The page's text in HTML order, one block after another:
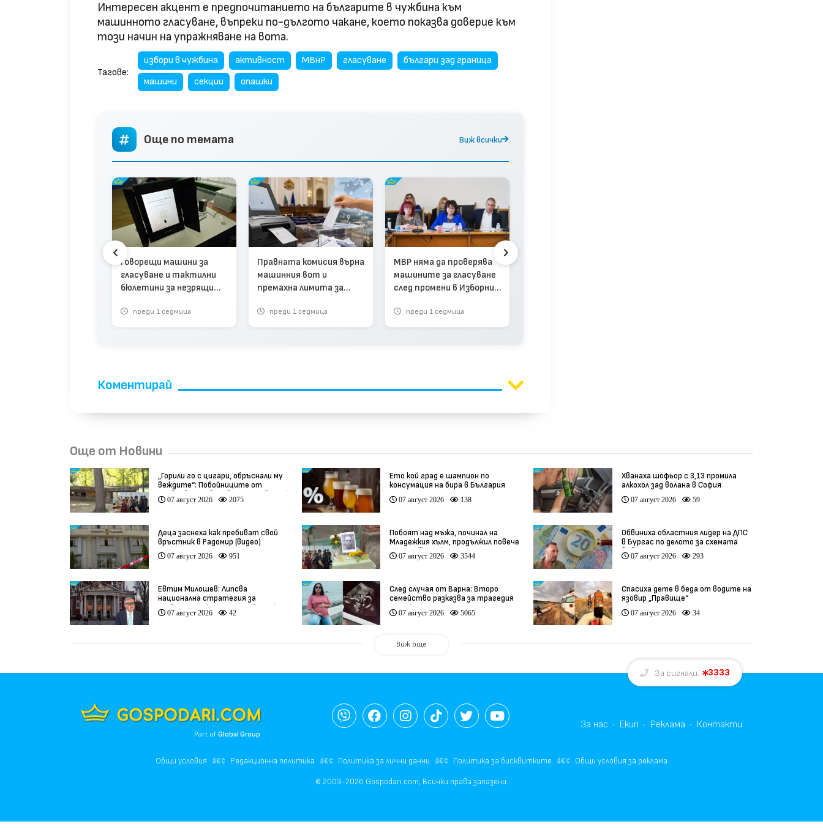
Интересен акцент е предпочитанието на българите в чужбина към
машинното гласуване, въпреки по-дългото чакане, което показва доверие към
този начин на упражняване на вота.
Тагове:
избори в чужбина активност МВнР гласуване
българи зад граница
машини
секции опашки
Още по темата Виж всички
Говорещи машини за
гласуване и тактилни
бюлетини за незрящите
изборни правила (видео)
преди 1 седмица
Правната комисия върна
машинния вот и
премахна лимита за
преди 1 седмица
МВР няма да проверява
машините за гласуване
след промени в Изборния
преди 1 седмица
Коментирай
Още от Новини
„Горили го с цигари, обръснали му
веждите“: Побойниците от
Пловдив остават в ареста (видео)
07 август 2026 2075
Ето кой град е шампион по
консумация на бира в България
07 август 2026 138
Хванаха шофьор с 3,13 промила
алкохол зад волана в София
07 август 2026 59
Деца заснеха как пребиват свой
връстник в Радомир (видео)
07 август 2026 951
Побоят над мъжа, починал на
Младежкия хълм, продължил повече
от час (видео)
07 август 2026 3544
Обвиниха областния лидер на ДПС
в Бургас по делото за схемата
във ВиК
07 август 2026 293
Евтим Милошев: Липсва
национална стратегия за
развитие на културата (видео)
07 август 2026 42
След случая от Варна: Второ
семейство разказва за трагедия
след бременност при същия лекар
(видео)
07 август 2026 5065
Спасиха дете в беда от водите на
язовир „Правище“
07 август 2026 34
Виж още
За сигнали: 3333
Part ofGlobal Group
За нас Екип Реклама Контакти
Общи условия Редакционна политика Политика за лични данни Политика за бисквитките Общи условия за реклама
© 2003-2026 Gospodari.com, Всички права запазени.